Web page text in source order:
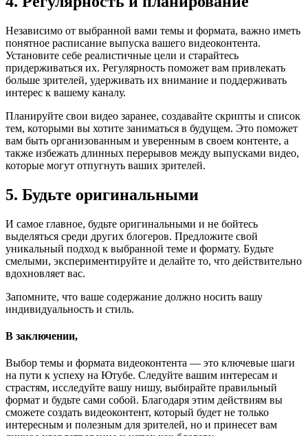
Независимо от выбранной вами темы и формата, важно иметь
понятное расписание выпуска вашего видеоконтента.
Установите себе реалистичные цели и старайтесь
придерживаться их. Регулярность поможет вам привлекать
больше зрителей, удерживать их внимание и поддерживать
интерес к вашему каналу.
Планируйте свои видео заранее, создавайте скрипты и список
тем, которыми вы хотите заниматься в будущем. Это поможет
вам быть организованным и уверенным в своем контенте, а
также избежать длинных перерывов между выпусками видео,
которые могут отпугнуть ваших зрителей.
5. Будьте оригинальными
И самое главное, будьте оригинальными и не бойтесь
выделяться среди других блогеров. Предложите свой
уникальный подход к выбранной теме и формату. Будьте
смелыми, экспериментируйте и делайте то, что действительно
вдохновляет вас.
Запомните, что ваше содержание должно носить вашу
индивидуальность и стиль.
В заключении,
Выбор темы и формата видеоконтента — это ключевые шаги
на пути к успеху на Ютубе. Следуйте вашим интересам и
страстям, исследуйте вашу нишу, выбирайте правильный
формат и будьте сами собой. Благодаря этим действиям вы
сможете создать видеоконтент, который будет не только
интересным и полезным для зрителей, но и принесет вам